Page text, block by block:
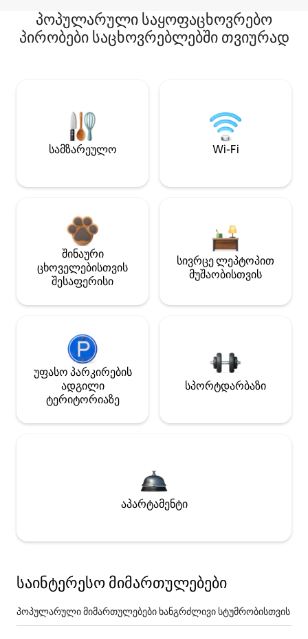
პოპულარული საყოფაცხოვრებო
პირობები საცხოვრებლებში თვიურად
სამზარეულო Wi-Fi
შინაური
ცხოველებისთვის
შესაფერისი
სივრცე ლეპტოპით
მუშაობისთვის
უფასო პარკირების
ადგილი
ტერიტორიაზე
სპორტდარბაზი
აპარტამენტი
საინტერესო მიმართულებები
პოპულარული მიმართულებები ხანგრძლივი სტუმრობისთვის